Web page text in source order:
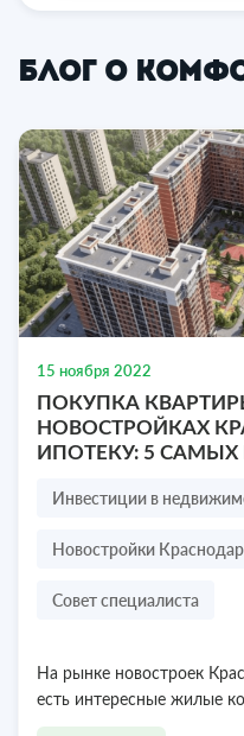
Участок 25 сот.
улица Калинина, 13,
район, Республика
25 соток
Блог о
15 ноября 2022
ПОКУПКА
НОВОСТРОЙКАХ
ИПОТЕКУ: 5
Инвестиции в
Новостройки Краснодар
Совет специалиста
На рынке новостроек
есть интересные жилые